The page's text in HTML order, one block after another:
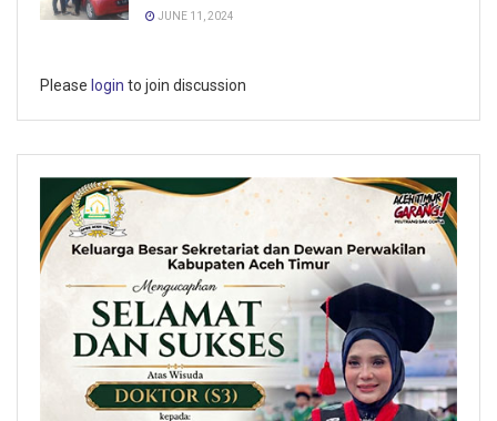
JUNE 11, 2024
Please login to join discussion